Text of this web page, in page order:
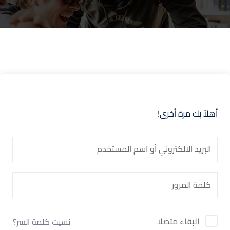
اتصل بنا
أهلاً بك مرة أخرى!
البقاء متصلا نسيت كلمة السر؟